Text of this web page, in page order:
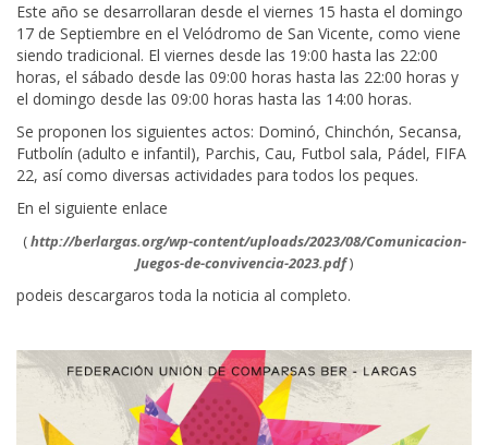
Este año se desarrollaran desde el viernes 15 hasta el domingo
17 de Septiembre en el Velódromo de San Vicente, como viene
siendo tradicional. El viernes desde las 19:00 hasta las 22:00
horas, el sábado desde las 09:00 horas hasta las 22:00 horas y
el domingo desde las 09:00 horas hasta las 14:00 horas.
Se proponen los siguientes actos: Dominó, Chinchón, Secansa,
Futbolín (adulto e infantil), Parchis, Cau, Futbol sala, Pádel, FIFA
22, así como diversas actividades para todos los peques.
En el siguiente enlace
(http://berlargas.org/wp-content/uploads/2023/08/Comunicacion-
Juegos-de-convivencia-2023.pdf)
podeis descargaros toda la noticia al completo.